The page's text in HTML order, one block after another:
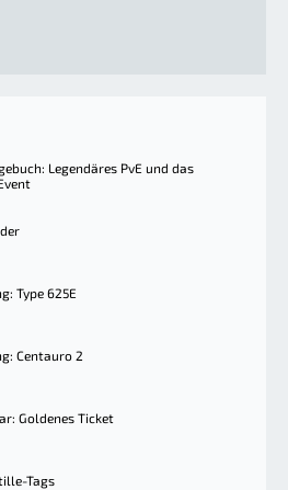
Legendäres PvE und das
Type 625E
Centauro 2
Goldenes Ticket
Tags